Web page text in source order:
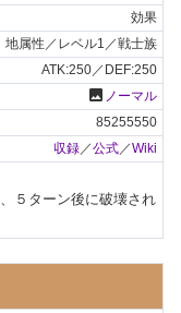
効果
地属性／レベル1／戦士族
ATK:250／DEF:250
photo ノーマル
85255550
収録／公式／Wiki
５ターン後に破壊され